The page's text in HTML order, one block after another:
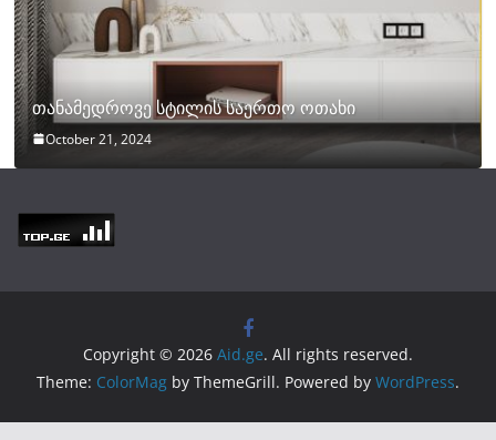
თანამედროვე სტილის საერთო ოთახი
October 21, 2024
Copyright © 2026 Aid.ge. All rights reserved.
Theme: ColorMag by ThemeGrill. Powered by WordPress.